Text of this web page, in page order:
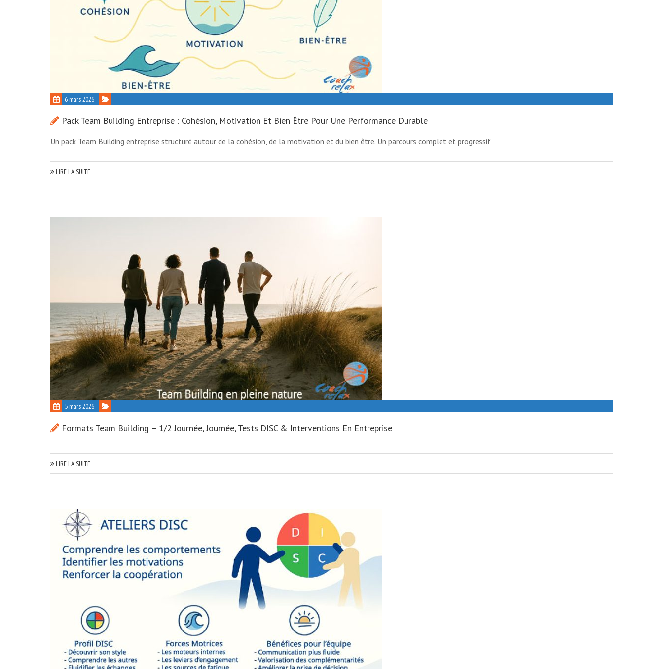
6 mars 2026
Pack Team Building Entreprise : Cohésion, Motivation Et Bien Être Pour Une Performance Durable
Un pack Team Building entreprise structuré autour de la cohésion, de la motivation et du bien être. Un parcours complet et progressif
LIRE LA SUITE
5 mars 2026
Formats Team Building – 1/2 Journée, Journée, Tests DISC & Interventions En Entreprise
LIRE LA SUITE